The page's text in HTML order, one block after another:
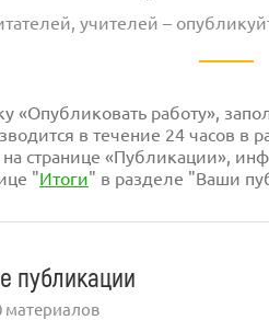
учителей –
работу»,
в течение 24 часов в
странице «Публикации»,
"Итоги" в разделе "Ваши
публикации
материалов